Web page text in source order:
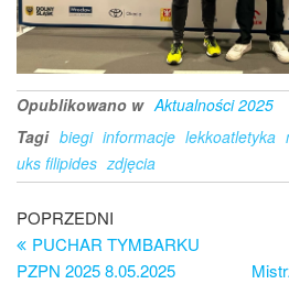
Opublikowano w Aktualności 2025
Tagi biegi informacje lekkoatletyka
uks filipides zdjęcia
Nawigacja
wpisu
Poprzedni
wpis
POPRZEDNI
PUCHAR TYMBARKU
PZPN 2025 8.05.2025